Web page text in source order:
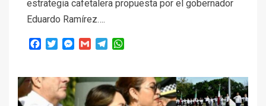
estrategia cafetalera propuesta por el gobernador
Eduardo Ramírez….
Facebook
TwitterMessenger
Gmail Telegram